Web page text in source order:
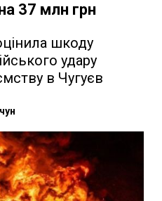
37 млн грн
шкоду
удару
в Чугуєв